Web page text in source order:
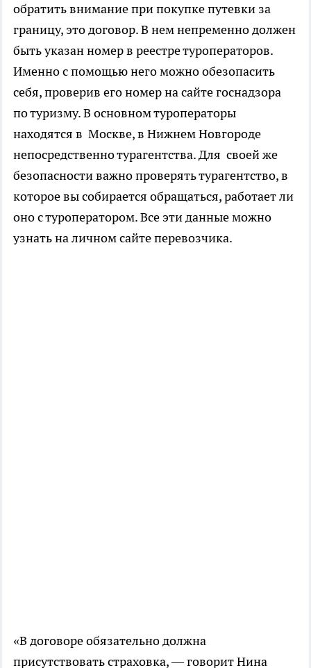
обратить внимание при покупке путевки за
границу, это договор. В нем непременно должен
быть указан номер в реестре туроператоров.
Именно с помощью него можно обезопасить
себя, проверив его номер на сайте госнадзора
по туризму. В основном туроператоры
находятся в Москве, в Нижнем Новгороде
непосредственно турагентства. Для своей же
безопасности важно проверять турагентство, в
которое вы собирается обращаться, работает ли
оно с туроператором. Все эти данные можно
узнать на личном сайте перевозчика.
«В договоре обязательно должна
присутствовать страховка, — говорит Нина